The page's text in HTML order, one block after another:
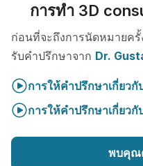
การทำ 3D
ก่อนที่จะถึงการนัดหมายค
รับคำปรึกษาจาก Dr.
การให้คำปรึกษาเกี่ยว
การให้คำปรึกษาเกี่ยว
พบคุณ